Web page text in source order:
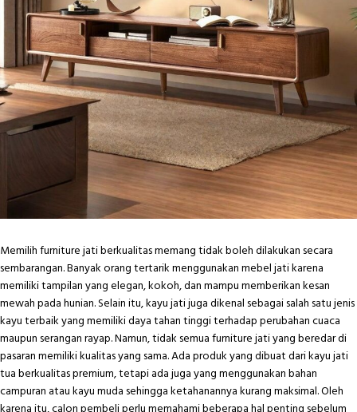
Memilih furniture jati berkualitas memang tidak boleh dilakukan secara
sembarangan. Banyak orang tertarik menggunakan mebel jati karena
memiliki tampilan yang elegan, kokoh, dan mampu memberikan kesan
mewah pada hunian. Selain itu, kayu jati juga dikenal sebagai salah satu jenis
kayu terbaik yang memiliki daya tahan tinggi terhadap perubahan cuaca
maupun serangan rayap. Namun, tidak semua furniture jati yang beredar di
pasaran memiliki kualitas yang sama. Ada produk yang dibuat dari kayu jati
tua berkualitas premium, tetapi ada juga yang menggunakan bahan
campuran atau kayu muda sehingga ketahanannya kurang maksimal. Oleh